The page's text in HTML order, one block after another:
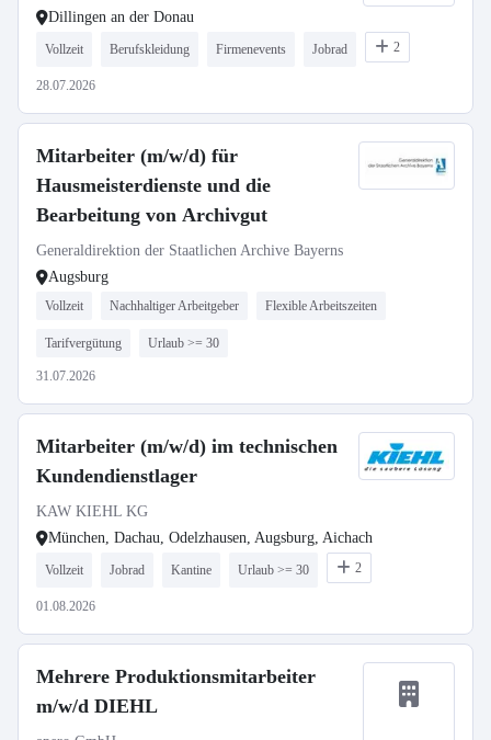
Dillingen an der Donau
Vollzeit Berufskleidung Firmenevents Jobrad 2
28.07.2026
Mitarbeiter (m/w/d) für
Hausmeisterdienste und die
Bearbeitung von Archivgut
Generaldirektion der Staatlichen Archive Bayerns
Augsburg
Vollzeit Nachhaltiger Arbeitgeber Flexible Arbeitszeiten
Tarifvergütung Urlaub >= 30
31.07.2026
Mitarbeiter (m/w/d) im technischen
Kundendienstlager
KAW KIEHL KG
München, Dachau, Odelzhausen, Augsburg, Aichach
Vollzeit Jobrad Kantine Urlaub >= 30 2
01.08.2026
Mehrere Produktionsmitarbeiter
m/w/d DIEHL